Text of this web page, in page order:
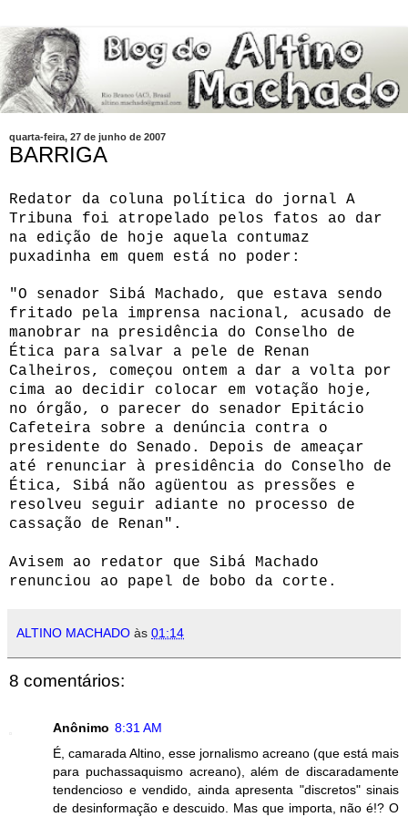
quarta-feira, 27 de junho de 2007
BARRIGA
Redator da coluna política do jornal A
Tribuna foi atropelado pelos fatos ao dar
na edição de hoje aquela contumaz
puxadinha em quem está no poder:
"O senador Sibá Machado, que estava sendo
fritado pela imprensa nacional, acusado de
manobrar na presidência do Conselho de
Ética para salvar a pele de Renan
Calheiros, começou ontem a dar a volta por
cima ao decidir colocar em votação hoje,
no órgão, o parecer do senador Epitácio
Cafeteira sobre a denúncia contra o
presidente do Senado. Depois de ameaçar
até renunciar à presidência do Conselho de
Ética, Sibá não agüentou as pressões e
resolveu seguir adiante no processo de
cassação de Renan".
Avisem ao redator que Sibá Machado
renunciou ao papel de bobo da corte.
ALTINO MACHADO às 01:14
8 comentários:
Anônimo 8:31 AM
É, camarada Altino, esse jornalismo acreano (que está mais
para puchassaquismo acreano), além de discaradamente
tendencioso e vendido, ainda apresenta "discretos" sinais
de desinformação e descuido. Mas que importa, não é!? O